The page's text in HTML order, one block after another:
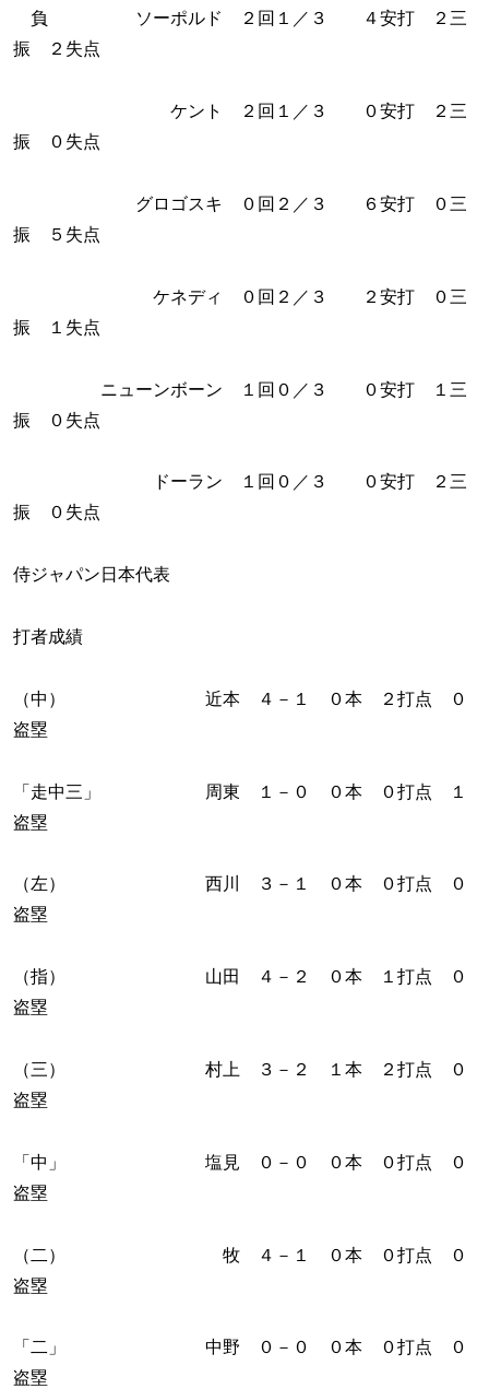
負 ソーポルド ２回１／３ ４安打 ２三
振 ２失点
ケント ２回１／３ ０安打 ２三
振 ０失点
グロゴスキ ０回２／３ ６安打 ０三
振 ５失点
ケネディ ０回２／３ ２安打 ０三
振 １失点
ニューンボーン １回０／３ ０安打 １三
振 ０失点
ドーラン １回０／３ ０安打 ２三
振 ０失点
侍ジャパン日本代表
打者成績
（中） 近本 ４－１ ０本 ２打点 ０
盗塁
「走中三」 周東 １－０ ０本 ０打点 １
盗塁
（左） 西川 ３－１ ０本 ０打点 ０
盗塁
（指） 山田 ４－２ ０本 １打点 ０
盗塁
（三） 村上 ３－２ １本 ２打点 ０
盗塁
「中」 塩見 ０－０ ０本 ０打点 ０
盗塁
（二） 牧 ４－１ ０本 ０打点 ０
盗塁
「二」 中野 ０－０ ０本 ０打点 ０
盗塁